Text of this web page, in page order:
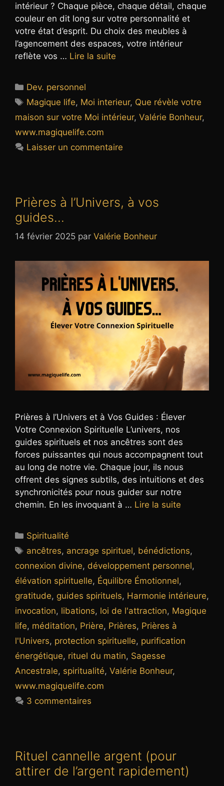
intérieur ? Chaque pièce, chaque détail, chaque
couleur en dit long sur votre personnalité et
votre état d’esprit. Du choix des meubles à
l’agencement des espaces, votre intérieur
reflète vos … Lire la suite
Catégories
Dev. personnel
Étiquettes
Magique life, Moi interieur, Que révèle votre
maison sur votre Moi intérieur, Valérie Bonheur,
www.magiquelife.com
Laisser un commentaire
Prières à l’Univers, à vos
guides…
14 février 2025 par Valérie Bonheur
Prières à l’Univers et à Vos Guides : Élever
Votre Connexion Spirituelle L’univers, nos
guides spirituels et nos ancêtres sont des
forces puissantes qui nous accompagnent tout
au long de notre vie. Chaque jour, ils nous
offrent des signes subtils, des intuitions et des
synchronicités pour nous guider sur notre
chemin. En les invoquant à … Lire la suite
Catégories
Spiritualité
Étiquettes
ancêtres, ancrage spirituel, bénédictions,
connexion divine, développement personnel,
élévation spirituelle, Équilibre Émotionnel,
gratitude, guides spirituels, Harmonie intérieure,
invocation, libations, loi de l'attraction, Magique
life, méditation, Prière, Prières, Prières à
l'Univers, protection spirituelle, purification
énergétique, rituel du matin, Sagesse
Ancestrale, spiritualité, Valérie Bonheur,
www.magiquelife.com
3 commentaires
Rituel cannelle argent (pour
attirer de l’argent rapidement)